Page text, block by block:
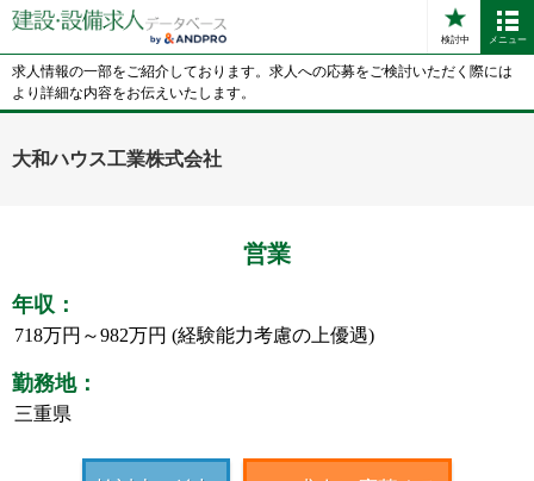
検討中 メニュー
求人情報の一部をご紹介しております。求人への応募をご検討いただく際には
より詳細な内容をお伝えいたします。
大和ハウス工業株式会社
営業
年収：
718万円～982万円 (経験能力考慮の上優遇)
勤務地：
三重県